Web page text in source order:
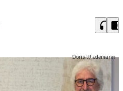
headphones chrome_reader_mode
Doris Wiedemann